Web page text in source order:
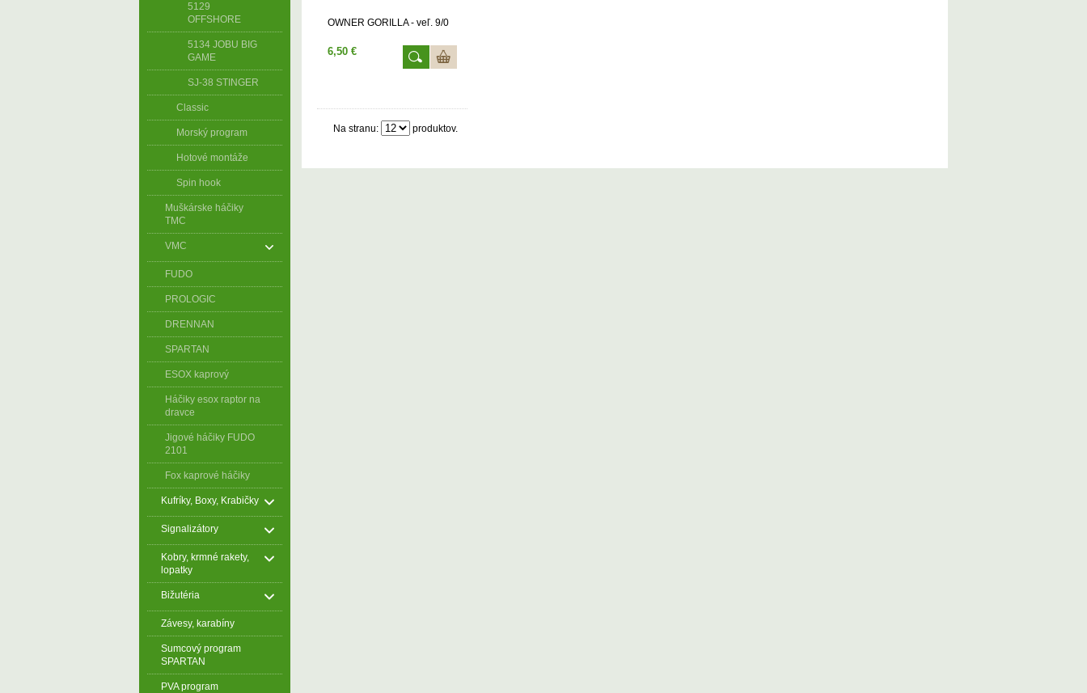
5129
OFFSHORE
5134 JOBU BIG
GAME
SJ-38 STINGER
Classic
Morský program
Hotové montáže
Spin hook
Muškárske háčiky
TMC
VMC
FUDO
PROLOGIC
DRENNAN
SPARTAN
ESOX kaprový
Háčiky esox raptor na
dravce
Jigové háčiky FUDO
2101
Fox kaprové háčiky
Kufríky, Boxy, Krabičky
Signalizátory
Kobry, krmné rakety,
lopatky
Bižutéria
Závesy, karabíny
Sumcový program
SPARTAN
PVA program
OWNER GORILLA - veľ. 9/0
6,50 €
Na stranu: produktov.